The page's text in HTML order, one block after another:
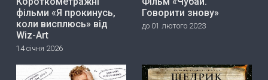
фільми «Я прокинусь,
коли висплюсь» від
Wiz-Art
14 січня 2026
Говорити знову»
до 01 лютого 2023